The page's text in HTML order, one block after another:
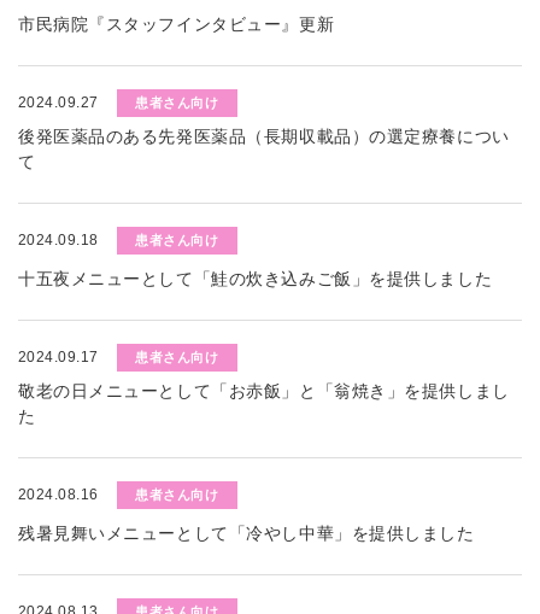
市民病院『スタッフインタビュー』更新
2024.09.27 患者さん向け
後発医薬品のある先発医薬品（長期収載品）の選定療養につい
て
2024.09.18 患者さん向け
十五夜メニューとして「鮭の炊き込みご飯」を提供しました
2024.09.17 患者さん向け
敬老の日メニューとして「お赤飯」と「翁焼き」を提供しまし
た
2024.08.16 患者さん向け
残暑見舞いメニューとして「冷やし中華」を提供しました